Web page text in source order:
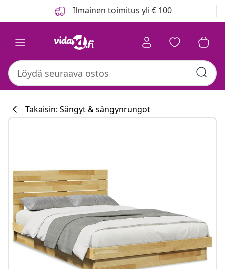
Ilmainen toimitus yli € 100
#sharemevidaxl
Takaisin: Sängyt & sängynrungot